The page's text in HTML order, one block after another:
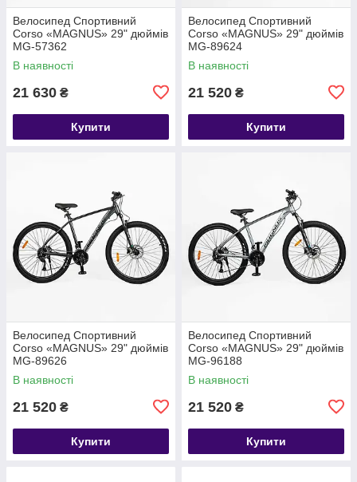
Велосипед Спортивний
Corso «MAGNUS» 29" дюймів
MG-57362
В наявності
21 630 ₴
Купити
Велосипед Спортивний
Corso «MAGNUS» 29" дюймів
MG-89624
В наявності
21 520 ₴
Купити
Велосипед Спортивний
Corso «MAGNUS» 29" дюймів
MG-89626
В наявності
21 520 ₴
Купити
Велосипед Спортивний
Corso «MAGNUS» 29" дюймів
MG-96188
В наявності
21 520 ₴
Купити